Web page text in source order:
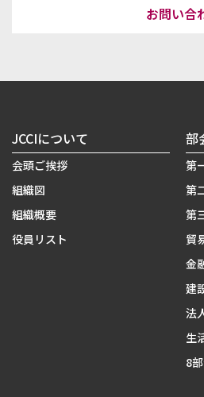
お問い合
JCCIについて
会頭ご挨拶
組織図
組織概要
役員リスト
部
第
第
第
貿
金
建
法
生
8